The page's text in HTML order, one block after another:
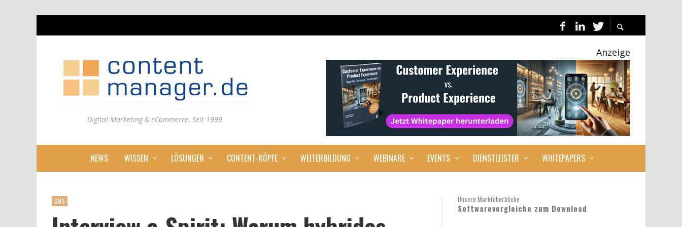
Digital Marketing & eCommerce. Seit 1999.
Anzeige
NEWS WISSEN LÖSUNGEN CONTENT-KÖPFE WEITERBILDUNG WEBINARE EVENTS DIENSTLEISTER WHITEPAPERS
CMS Unsere Marktüberblicke
Softwarevergleiche zum Download